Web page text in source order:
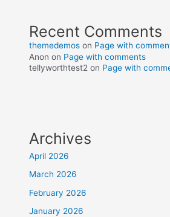
Recent Comments
themedemos on Page with
Anon on Page with comments
tellyworthtest2 on Page with
Archives
April 2026
March 2026
February 2026
January 2026